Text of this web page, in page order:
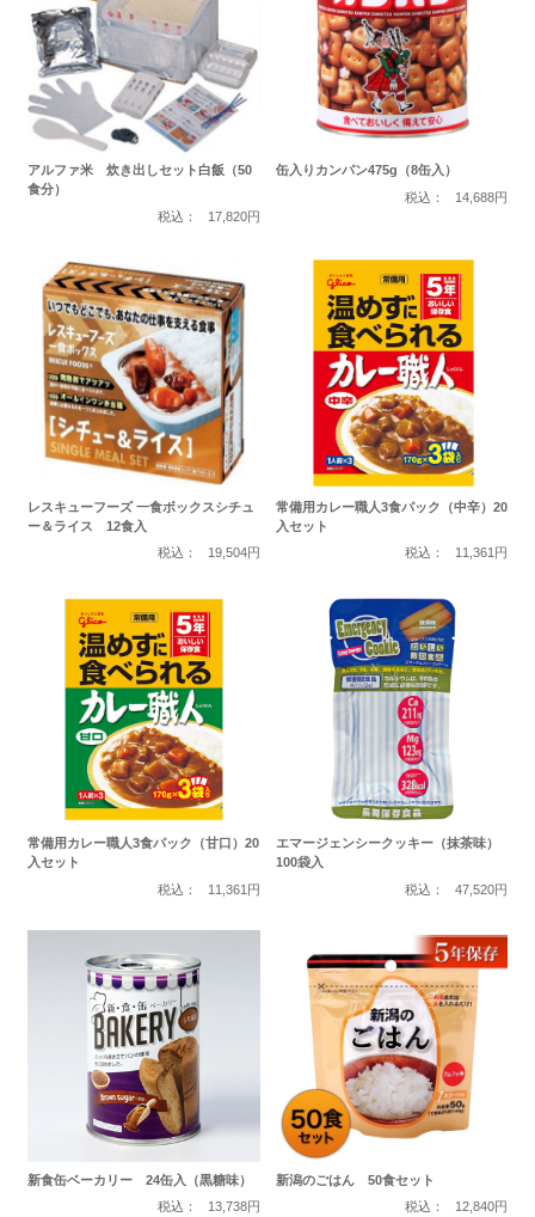
アルファ米 炊き出しセット白飯（50
食分）
税込：
17,820円
缶入りカンパン475g（8缶入）
税込：
14,688円
レスキューフーズ 一食ボックスシチュ
ー＆ライス 12食入
税込：
19,504円
常備用カレー職人3食パック（中辛）20
入セット
税込：
11,361円
常備用カレー職人3食パック（甘口）20
入セット
税込：
11,361円
エマージェンシークッキー（抹茶味）
100袋入
税込：
47,520円
新食缶ベーカリー 24缶入（黒糖味）
税込：
13,738円
新潟のごはん 50食セット
税込：
12,840円